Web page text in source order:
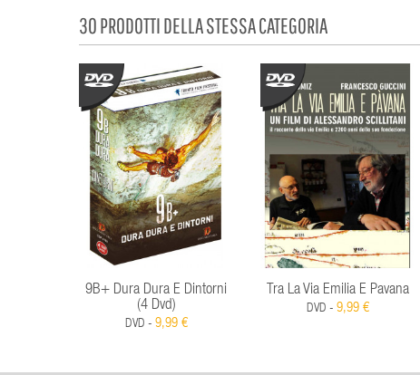
30 PRODOTTI DELLA STESSA CATEGORIA
9B+ Dura Dura E Dintorni
(4 Dvd)
DVD - 9,99 €
Tra La Via Emilia E Pavana
DVD - 9,99 €